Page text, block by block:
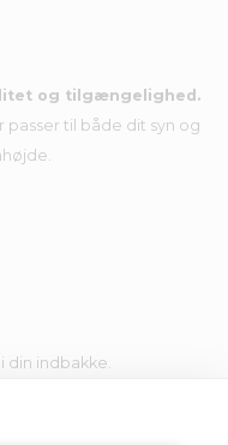
og tilgængelighed.
passer til både dit syn og
din indbakke.